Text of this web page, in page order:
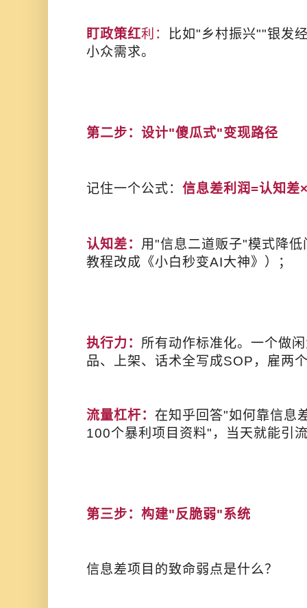
盯政策红利：
比如"乡村振兴""银发
小众需求。
第二步：设计"傻瓜式"变现路径
记住一个公式： 信息差利润=认知差
认知差： 用"信息二道贩子"模式降
教程改成《小白秒变AI大神》）；
执行力： 所有动作标准化。一个做
品、上架、话术全写成SOP，雇两
流量杠杆： 在知乎回答"如何靠信息
100个暴利项目资料"，当天就能引
第三步：构建"反脆弱"系统
信息差项目的致命弱点是什么？